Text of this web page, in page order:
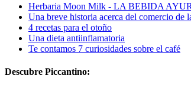
Herbaria Moon Milk - LA BEBIDA
Una breve historia acerca del comercio de
4 recetas para el otoño
Una dieta antiinflamatoria
Te contamos 7 curiosidades sobre el café
Descubre Piccantino: